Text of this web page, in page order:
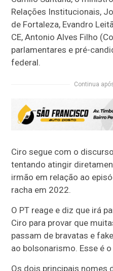
Relações Institucionais,
de Fortaleza, Evandro
CE, Antonio Alves Filho
parlamentares e pré-
federal.
Continua
Ciro segue com o
tentando atingir
irmão em relação ao
racha em 2022.
O PT reage e diz que irá
Ciro para provar que
passam de bravatas e
ao bolsonarismo. Esse é
Os dois principais nomes